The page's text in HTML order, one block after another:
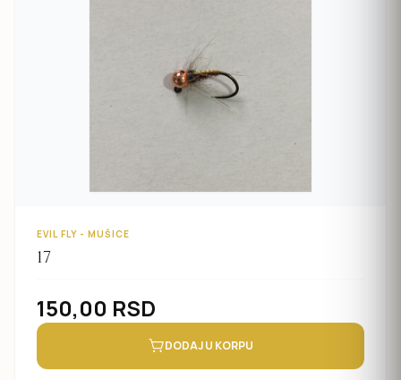
EVIL FLY - MUŠICE
17
150,00 RSD
DODAJ U KORPU